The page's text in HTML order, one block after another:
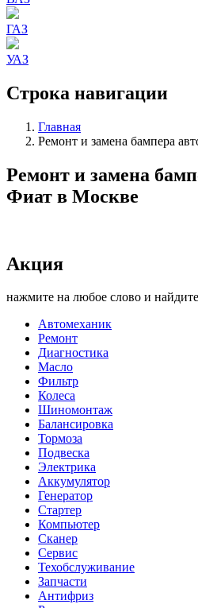
ГАЗ
УАЗ
Строка навигации
Главная
Ремонт и замена бампера
Ремонт и замена
Фиат в Москве
Акция
нажмите на любое слово и
Автомеханик
Ремонт
Диагностика
Масло
Фильтр
Колеса
Шиномонтаж
Балансировка
Тормоза
Подвеска
Электрика
Аккумулятор
Генератор
Стартер
Компьютер
Сканер
Сервис
Техобслуживание
Запчасти
Антифриз